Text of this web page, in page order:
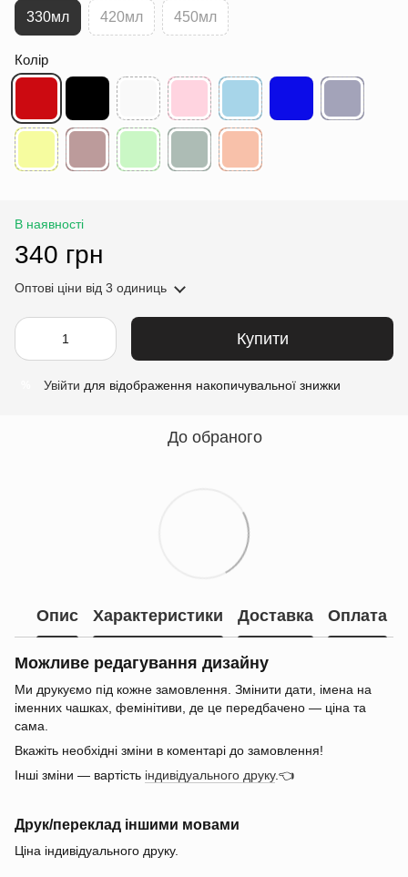
330мл 420мл 450мл
Колір
В наявності
340 грн
Оптові ціни від 3 одиниць
Купити
Увійти для відображення накопичувальної знижки
До обраного
Опис Характеристики Доставка Оплата
Можливе редагування дизайну
Ми друкуємо під кожне замовлення. Змінити дати, імена на
іменних чашках, фемінітиви, де це передбачено — ціна та
сама.
Вкажіть необхідні зміни в коментарі до замовлення!
Інші зміни — вартість індивідуального друку.👈
Друк/переклад іншими мовами
Ціна індивідуального друку.